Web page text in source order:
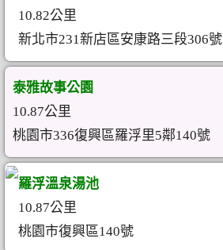
10.82公里
新北市231新店區安康路三段306號
泰雅故事公園
10.87公里
桃園市336復興區羅浮里5鄰140號
羅浮溫泉湯池
10.87公里
桃園市復興區140號